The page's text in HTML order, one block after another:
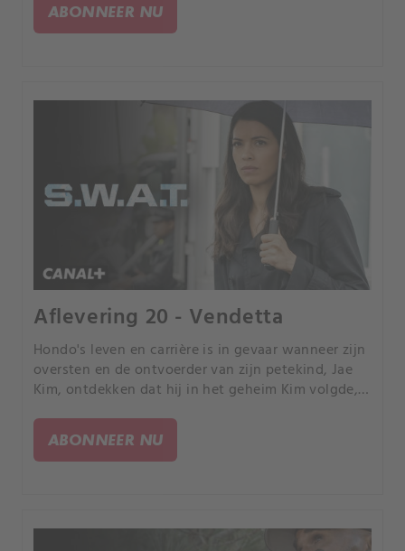
ABONNEER NU
Aflevering 20 - Vendetta
Hondo's leven en carrière is in gevaar wanneer zijn
oversten en de ontvoerder van zijn petekind, Jae
Kim, ontdekken dat hij in het geheim Kim volgde,
Katrina Walsh.
ABONNEER NU